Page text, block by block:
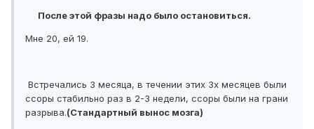
После этой фразы надо было остановиться.
Мне 20, ей 19.
Встречались 3 месяца, в течении этих 3х месяцев были
ссоры стабильно раз в 2-3 недели, ссоры были на грани
разрыва.(Стандартный вынос мозга)